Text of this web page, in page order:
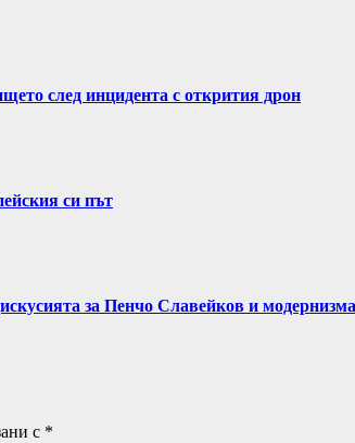
след инцидента с открития дрон
си път
за Пенчо Славейков и
с *